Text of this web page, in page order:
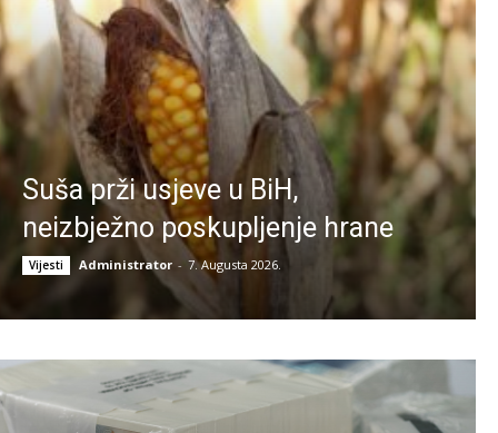
Suša prži usjeve u BiH,
neizbježno poskupljenje hrane
Vijesti Administrator - 7. Augusta 2026.